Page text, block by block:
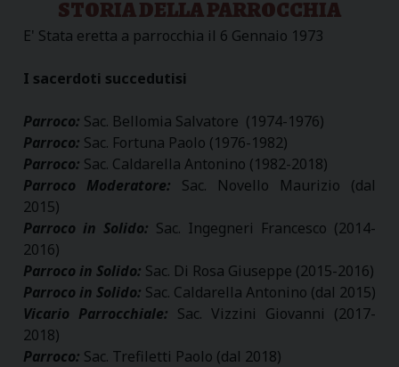
STORIA DELLA PARROCCHIA
E' Stata eretta a parrocchia il 6 Gennaio 1973
I sacerdoti succedutisi
Parroco: Sac. Bellomia Salvatore (1974-1976)
Parroco: Sac. Fortuna Paolo (1976-1982)
Parroco: Sac. Caldarella Antonino (1982-2018)
Parroco Moderatore: Sac. Novello Maurizio (dal
2015)
Parroco in Solido: Sac. Ingegneri Francesco (2014-
2016)
Parroco in Solido: Sac. Di Rosa Giuseppe (2015-2016)
Parroco in Solido: Sac. Caldarella Antonino (dal 2015)
Vicario Parrocchiale: Sac. Vizzini Giovanni (2017-
2018)
Parroco: Sac. Trefiletti Paolo (dal 2018)